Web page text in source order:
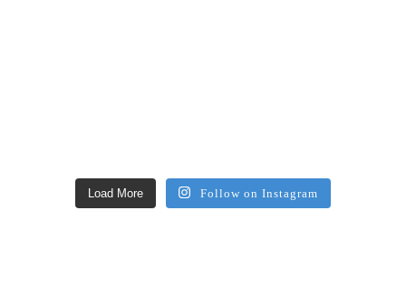
Load More Follow on Instagram